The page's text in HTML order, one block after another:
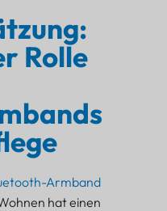
Rolle
Armband
hat einen
JA
PT